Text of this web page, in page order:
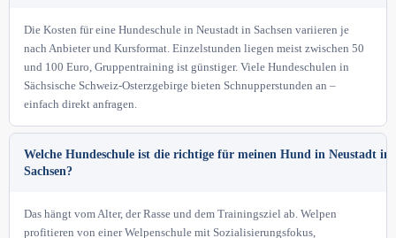
Die Kosten für eine Hundeschule in Neustadt in Sachsen variieren je
nach Anbieter und Kursformat. Einzelstunden liegen meist zwischen 50
und 100 Euro, Gruppentraining ist günstiger. Viele Hundeschulen in
Sächsische Schweiz-Osterzgebirge bieten Schnupperstunden an –
einfach direkt anfragen.
Welche Hundeschule ist die richtige für meinen Hund in Neustadt in
Sachsen?
Das hängt vom Alter, der Rasse und dem Trainingsziel ab. Welpen
profitieren von einer Welpenschule mit Sozialisierungsfokus,